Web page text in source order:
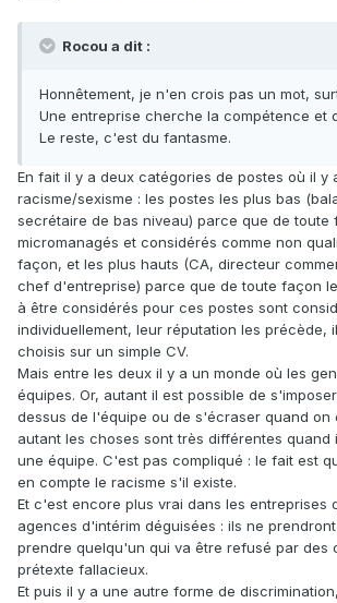
Rocou a dit :
Honnêtement, je n'en crois pas un mot,
Une entreprise cherche la compétence et
Le reste, c'est du fantasme.
En fait il y a deux catégories de postes où il y
racisme/sexisme : les postes les plus bas
secrétaire de bas niveau) parce que de toute
micromanagés et considérés comme non
façon, et les plus hauts (CA, directeur
chef d'entreprise) parce que de toute façon
à être considérés pour ces postes sont
individuellement, leur réputation les précède,
choisis sur un simple CV.
Mais entre les deux il y a un monde où les
équipes. Or, autant il est possible de
dessus de l'équipe ou de s'écraser quand on
autant les choses sont très différentes quand
une équipe. C'est pas compliqué : le fait est
en compte le racisme s'il existe.
Et c'est encore plus vrai dans les entreprises
agences d'intérim déguisées : ils ne
prendre quelqu'un qui va être refusé par des
prétexte fallacieux.
Et puis il y a une autre forme de